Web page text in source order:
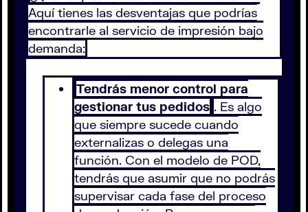
Aquí tienes las desventajas que podrías
encontrarle al servicio de impresión bajo
demanda:
Tendrás menor control para
gestionar tus pedidos . Es algo
que siempre sucede cuando
externalizas o delegas una
función. Con el modelo de POD,
tendrás que asumir que no podrás
supervisar cada fase del proceso